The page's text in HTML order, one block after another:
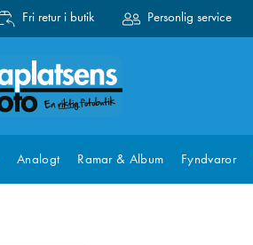
Fri retur i butik Personlig service
Analogt Ramar & Album Fyndvaror